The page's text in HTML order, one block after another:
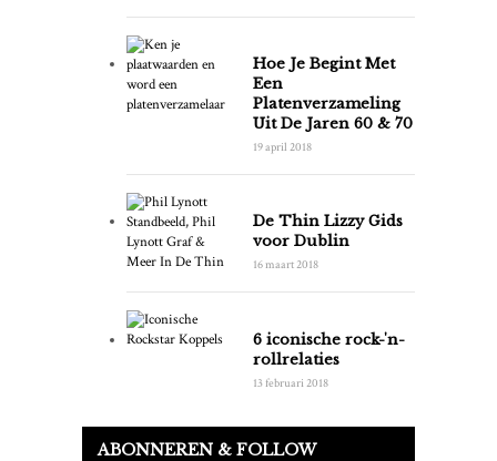
Hoe Je Begint Met
Een
Platenverzameling
Uit De Jaren 60 & 70
19 april 2018
De Thin Lizzy Gids
voor Dublin
16 maart 2018
6 iconische rock-'n-
rollrelaties
13 februari 2018
ABONNEREN & FOLLOW